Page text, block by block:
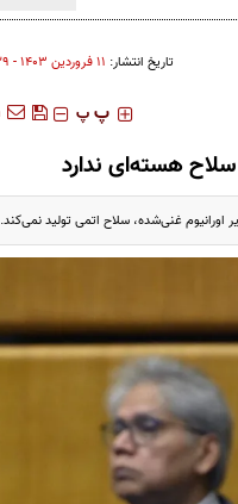
تاریخ انتشار: ۱۱ فروردين ۱۴۰۳ - ۱۹:۲۹
‍‍‍ پ پ
هسته‌ای ندارد
اورانیوم غنی‌شده، سلاح اتمی تولید نمی‌کند.